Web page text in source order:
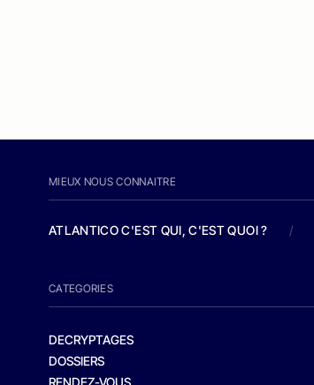
MIEUX NOUS CONNAITRE
ATLANTICO C'EST QUI, C'EST QUOI ? /
CATEGORIES
DECRYPTAGES
DOSSIERS
RENDEZ-VOUS